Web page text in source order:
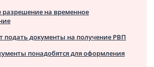
разрешение на временное
подать документы на получение РВП
понадобятся для оформления